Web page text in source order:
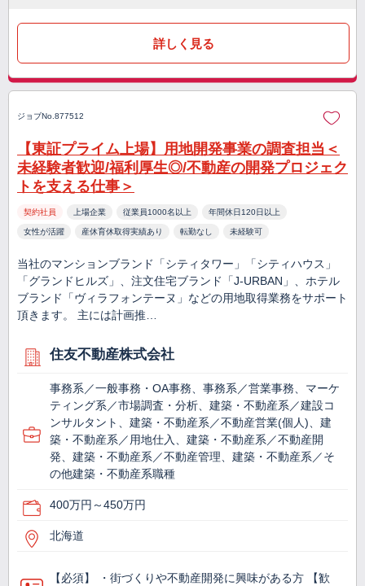
詳しく見る
ジョブNo.877512
【東証プライム上場】用地開発事業の調査担当＜
未経験者歓迎/福利厚生◎/不動産の開発プロジェク
トを支える仕事＞
契約社員 上場企業 従業員1000名以上 年間休日120日以上
女性が活躍 産休育休取得実績あり 転勤なし 未経験可
当社のマンションブランド「シティタワー」「シティハウス」
「グランドヒルズ」、注文住宅ブランド「J-URBAN」、ホテル
ブランド「ヴィラフォンテーヌ」などの用地取得業務をサポート
頂きます。 主には計画推…
住友不動産株式会社
事務系／一般事務・OA事務、事務系／営業事務、マーケ
ティング系／市場調査・分析、建築・不動産系／建設コ
ンサルタント、建築・不動産系／不動産営業(個人)、建
築・不動産系／用地仕入、建築・不動産系／不動産開
発、建築・不動産系／不動産管理、建築・不動産系／そ
の他建築・不動産系職種
400万円～450万円
北海道
【必須】 ・街づくりや不動産開発に興味がある方 【歓